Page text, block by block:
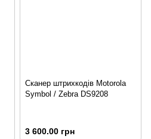
Сканер штрихкодів Motorola
Symbol / Zebra DS9208
3 600.00 грн